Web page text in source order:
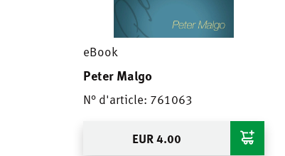
eBook
Peter Malgo
N° d'article: 761063
EUR4.00